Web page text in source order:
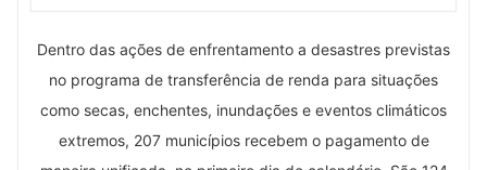
Dentro das ações de enfrentamento a desastres previstas
no programa de transferência de renda para situações
como secas, enchentes, inundações e eventos climáticos
extremos, 207 municípios recebem o pagamento de